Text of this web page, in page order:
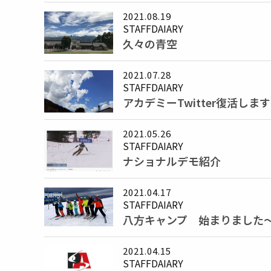
2021.08.19
STAFFDAIARY
久々の青空
2021.07.28
STAFFDAIARY
アカデミーTwitter復活しま
2021.05.26
STAFFDAIARY
ナショナルデモ紹介
2021.04.17
STAFFDAIARY
八方キャンプ 始まりました
2021.04.15
STAFFDAIARY